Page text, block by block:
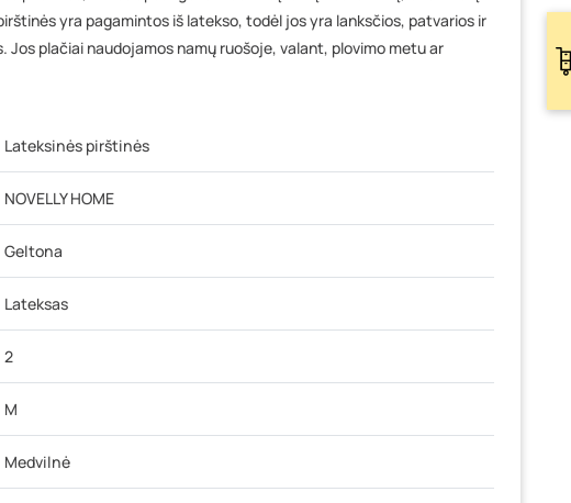
yra pagamintos iš latekso, todėl jos yra lanksčios, patvarios ir
Jos plačiai naudojamos namų ruošoje, valant, plovimo metu ar
Lateksinės pirštinės
NOVELLY HOME
Geltona
Lateksas
2
M
Medvilnė